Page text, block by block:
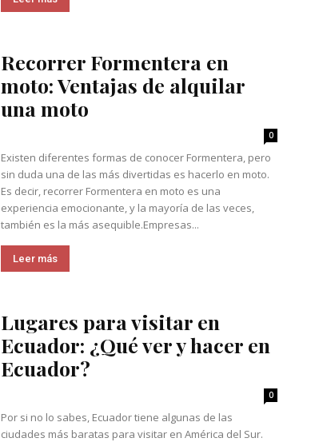
Recorrer Formentera en
moto: Ventajas de alquilar
una moto
0
Existen diferentes formas de conocer Formentera, pero
sin duda una de las más divertidas es hacerlo en moto.
Es decir, recorrer Formentera en moto es una
experiencia emocionante, y la mayoría de las veces,
también es la más asequible.Empresas...
Leer más
Lugares para visitar en
Ecuador: ¿Qué ver y hacer en
Ecuador?
0
Por si no lo sabes, Ecuador tiene algunas de las
ciudades más baratas para visitar en América del Sur.